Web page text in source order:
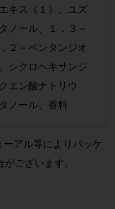
キス（１）、ユズ
ノール、１，３－
２－ペンタンジオ
シクロヘキサンジ
エン酸ナトリウ
ノール、香料
アル等によりパッケ
ございます。